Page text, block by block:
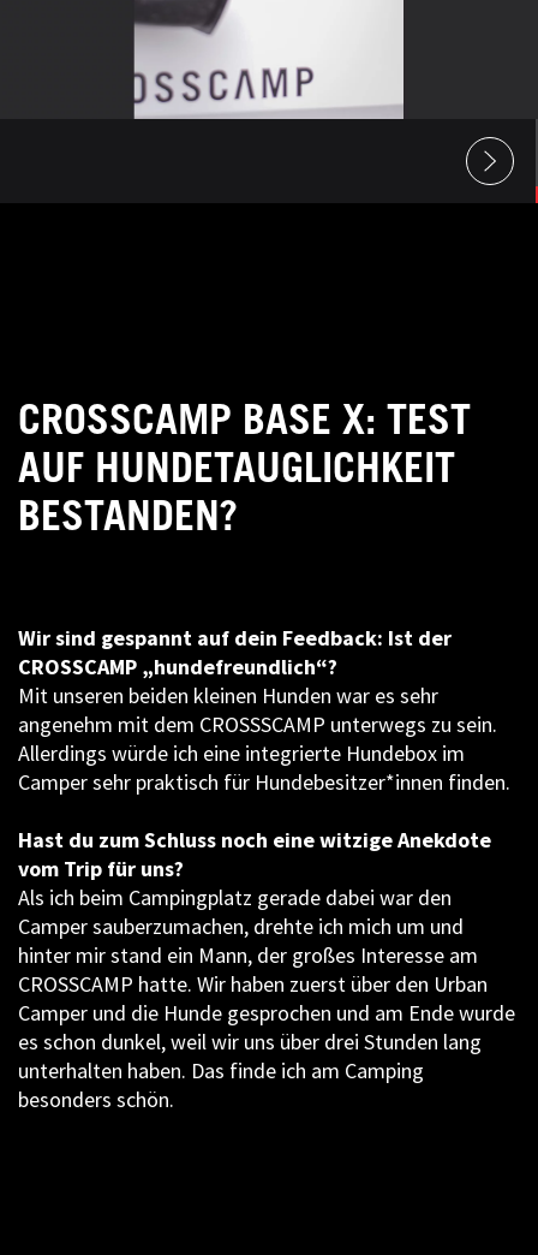
CROSSCAMP BASE X: TEST
AUF HUNDETAUGLICHKEIT
BESTANDEN?
Wir sind gespannt auf dein Feedback: Ist der
CROSSCAMP „hundefreundlich“?
Mit unseren beiden kleinen Hunden war es sehr
angenehm mit dem CROSSSCAMP unterwegs zu sein.
Allerdings würde ich eine integrierte Hundebox im
Camper sehr praktisch für Hundebesitzer*innen finden.
Hast du zum Schluss noch eine witzige Anekdote
vom Trip für uns?
Als ich beim Campingplatz gerade dabei war den
Camper sauberzumachen, drehte ich mich um und
hinter mir stand ein Mann, der großes Interesse am
CROSSCAMP hatte. Wir haben zuerst über den Urban
Camper und die Hunde gesprochen und am Ende wurde
es schon dunkel, weil wir uns über drei Stunden lang
unterhalten haben. Das finde ich am Camping
besonders schön.